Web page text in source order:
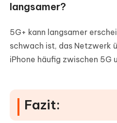
langsamer?
5G+ kann langsamer
schwach ist, das Netzwerk
iPhone häufig zwischen 5G
Fazit: